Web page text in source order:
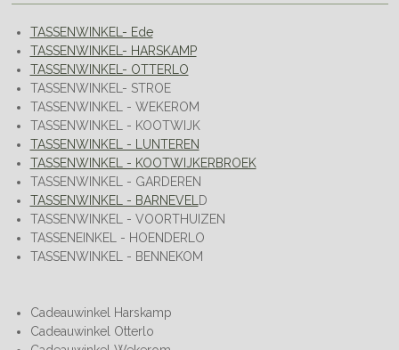
TASSENWINKEL- Ede
TASSENWINKEL- HARSKAMP
TASSENWINKEL- OTTERLO
TASSENWINKEL- STROE
TASSENWINKEL - WEKEROM
TASSENWINKEL - KOOTWIJK
TASSENWINKEL - LUNTEREN
TASSENWINKEL - KOOTWIJKERBROEK
TASSENWINKEL - GARDEREN
TASSENWINKEL - BARNEVELD
TASSENWINKEL - VOORTHUIZEN
TASSENEINKEL - HOENDERLO
TASSENWINKEL - BENNEKOM
Cadeauwinkel Harskamp
Cadeauwinkel Otterlo